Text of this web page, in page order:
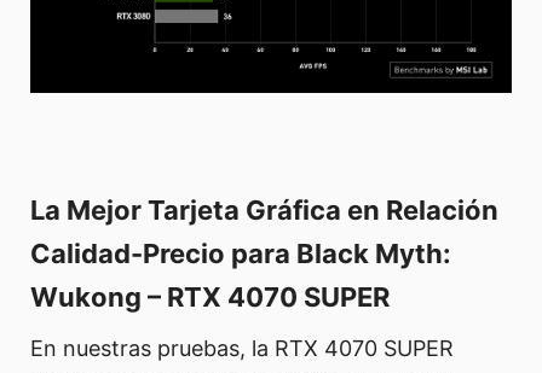
La Mejor Tarjeta Gráfica en Relación
Calidad-Precio para Black Myth:
Wukong – RTX 4070 SUPER
En nuestras pruebas, la RTX 4070 SUPER